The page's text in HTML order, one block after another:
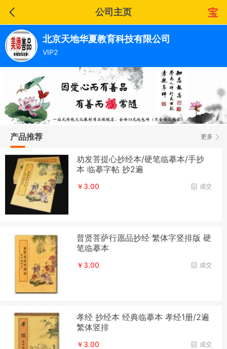
公司主页
北京天地华夏教育科技有限公司
VIP2
更多
产品推荐
劝发菩提心抄经本/硬笔临摹本/手抄
本 临摹字帖 抄2遍
成交
￥3.00
普贤菩萨行愿品抄经 繁体字竖排版 硬
笔临摹本
成交
￥3.00
孝经 抄经本 经典临摹本 孝经1册/2遍
繁体竖排
成交
￥3.00